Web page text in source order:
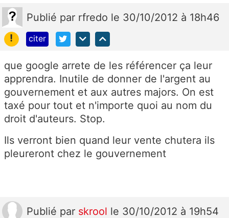
Publié par rfredo le 30/10/2012 à 18h46
!
citer
que google arrete de les référencer ça leur
apprendra. Inutile de donner de l'argent au
gouvernement et aux autres majors. On est
taxé pour tout et n'importe quoi au nom du
droit d'auteurs. Stop.
Ils verront bien quand leur vente chutera ils
pleureront chez le gouvernement
Publié par skrool le 30/10/2012 à 19h54